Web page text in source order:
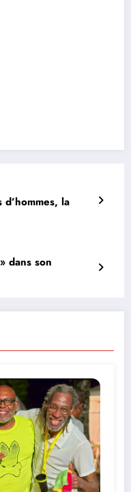
la
dans son